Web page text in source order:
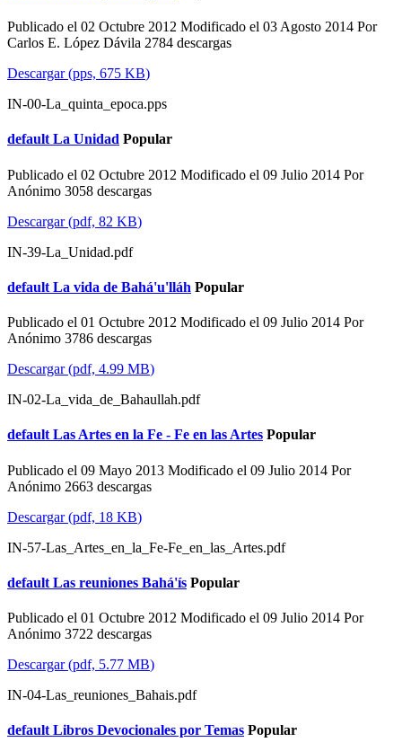
Publicado el 02 Octubre 2012 Modificado el 03 Agosto 2014 Por
Carlos E. López Dávila 2784 descargas
Descargar(pps, 675 KB)
IN-00-La_quinta_epoca.pps
default La Unidad Popular
Publicado el 02 Octubre 2012 Modificado el 09 Julio 2014 Por
Anónimo 3058 descargas
Descargar(pdf, 82 KB)
IN-39-La_Unidad.pdf
default La vida de Bahá'u'lláh Popular
Publicado el 01 Octubre 2012 Modificado el 09 Julio 2014 Por
Anónimo 3786 descargas
Descargar(pdf, 4.99 MB)
IN-02-La_vida_de_Bahaullah.pdf
default Las Artes en la Fe - Fe en las Artes Popular
Publicado el 09 Mayo 2013 Modificado el 09 Julio 2014 Por
Anónimo 2663 descargas
Descargar(pdf, 18 KB)
IN-57-Las_Artes_en_la_Fe-Fe_en_las_Artes.pdf
default Las reuniones Bahá'ís Popular
Publicado el 01 Octubre 2012 Modificado el 09 Julio 2014 Por
Anónimo 3722 descargas
Descargar(pdf, 5.77 MB)
IN-04-Las_reuniones_Bahais.pdf
default Libros Devocionales por Temas Popular